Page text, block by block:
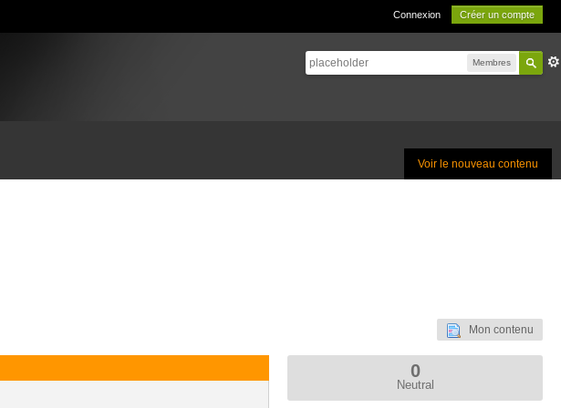
Connexion Créer un compte
Membres
Voir le nouveau contenu
Mon contenu
0
Neutral